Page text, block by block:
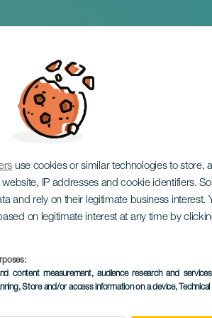
use cookies or similar technologies to store,
IP addresses and cookie identifiers.
and rely on their legitimate business interest.
on legitimate interest at any time by
content measurement, audience research and
, Store and/or access information on a device,
VERGANGENE